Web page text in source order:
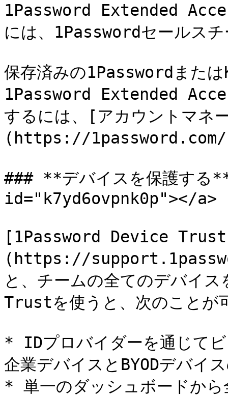
1Password Extended
には、1Passwordセールス
保存済みの1Passwordまた
1Password Extended
するには、[アカウントマネ
(https://1password.com/
### **デバイスを保護す
id="k7yd6ovpnk0p"></a>
[1Password Device
(https://
と、チームの全てのデバイ
Trustを使うと、次のことが
* IDプロバイダーを通じて
企業デバイスとBYODデバイ
* 単一のダッシュボードから